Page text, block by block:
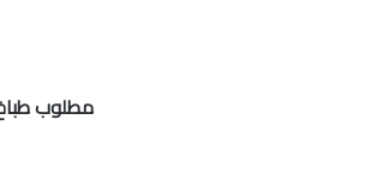
مطلوب طباخ